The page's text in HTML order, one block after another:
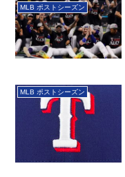
MLB ポストシーズン
MLB ポストシーズン